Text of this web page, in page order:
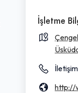
İşletme
http://